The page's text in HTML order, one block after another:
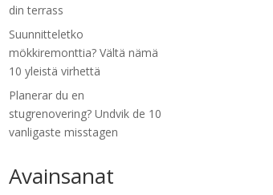
din terrass
Suunnitteletko
mökkiremonttia? Vältä nämä
10 yleistä virhettä
Planerar du en
stugrenovering? Undvik de 10
vanligaste misstagen
Avainsanat